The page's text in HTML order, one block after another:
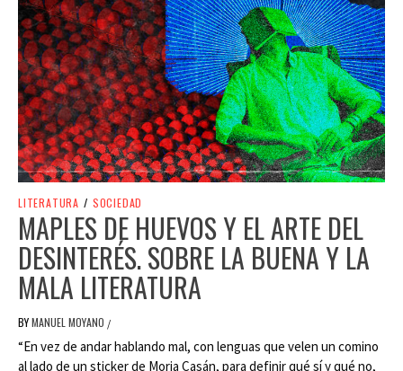
LITERATURA / SOCIEDAD
MAPLES DE HUEVOS Y EL ARTE DEL
DESINTERÉS. SOBRE LA BUENA Y LA
MALA LITERATURA
BYMANUEL MOYANO /
“En vez de andar hablando mal, con lenguas que velen un comino
al lado de un sticker de Moria Casán, para definir qué sí y qué no,